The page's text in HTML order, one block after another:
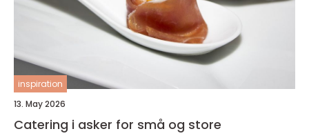
inspiration
13. May 2026
Catering i asker for små og store